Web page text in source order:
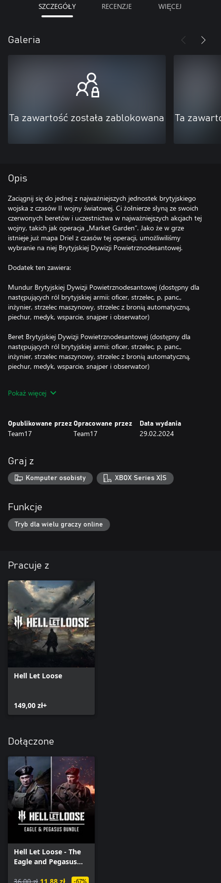
SZCZEGÓŁY RECENZJE WIĘCEJ
Galeria
Ta zawartość została zablokowana Ta
Opis
Zaciągnij się do jednej z najważniejszych jednostek brytyjskiego
wojska z czasów II wojny światowej. Ci żołnierze słyną ze swoich
czerwonych beretów i uczestnictwa w najważniejszych akcjach tej
wojny, takich jak operacja „Market Garden”. Jako że w grze
istnieje już mapa Driel z czasów tej operacji, umożliwiliśmy
wybranie na niej Brytyjskiej Dywizji Powietrznodesantowej.
Dodatek ten zawiera:
Mundur Brytyjskiej Dywizji Powietrznodesantowej (dostępny dla
następujących ról brytyjskiej armii: oficer, strzelec, p. panc.,
inżynier, strzelec maszynowy, strzelec z bronią automatyczną,
piechur, medyk, wsparcie, snajper i obserwator)
Beret Brytyjskiej Dywizji Powietrznodesantowej (dostępny dla
następujących ról brytyjskiej armii: oficer, strzelec, p. panc.,
inżynier, strzelec maszynowy, strzelec z bronią automatyczną,
piechur, medyk, wsparcie, snajper i obserwator)
ról brytyjskiej armii: oficer, strzelec, p. panc., inżynier, strzelec
Pokaż więcej
Opublikowane przez
Team17
Opracowane przez
Team17
Data wydania
29.02.2024
Graj z
Komputer osobisty XBOX Series X|S
Funkcje
Tryb dla wielu graczy online
Pracuje z
Hell Let Loose
149,00 zł+
Dołączone
Hell Let Loose - The
Eagle and Pegasus
-67%